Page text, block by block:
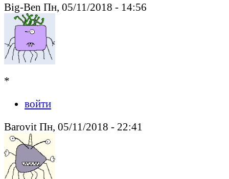
Big-Ben Пн, 05/11/2018 - 14:56
*
войти
Barovit Пн, 05/11/2018 - 22:41